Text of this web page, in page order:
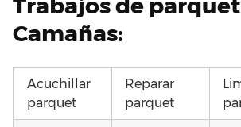
Trabajos de
Camañas:
Acuchillar
parquet
Reparar
parquet